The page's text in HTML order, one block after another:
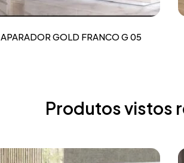
APARADOR GOLD FRANCO G 05
Produtos vistos